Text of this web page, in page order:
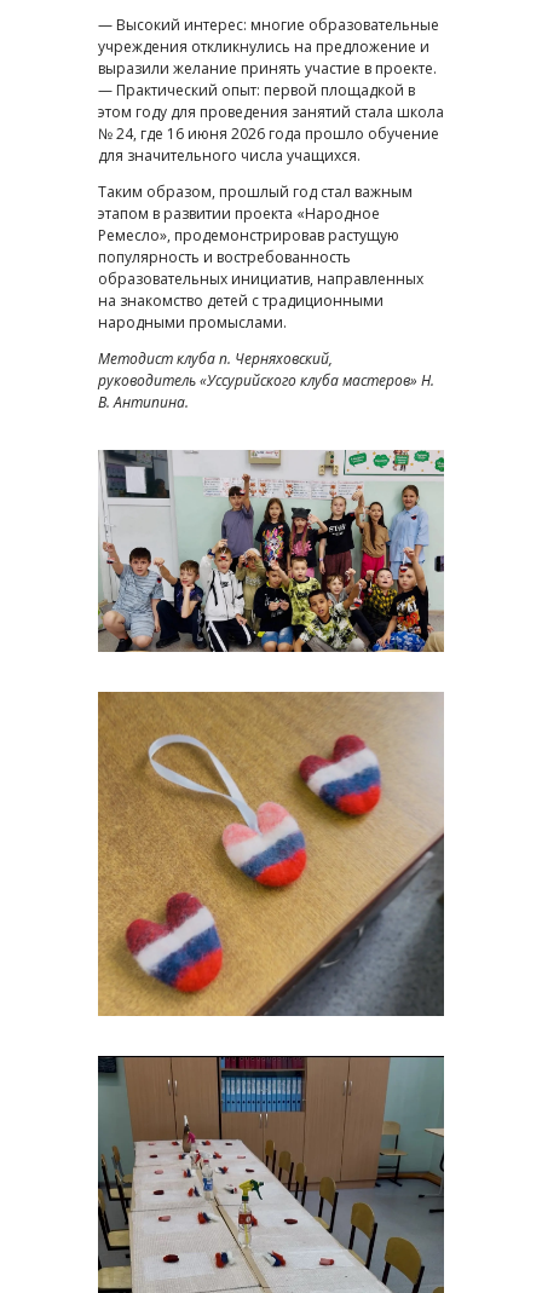
— Высокий интерес: многие образовательные
учреждения откликнулись на предложение и
выразили желание принять участие в проекте.
— Практический опыт: первой площадкой в
этом году для проведения занятий стала школа
№ 24, где 16 июня 2026 года прошло обучение
для значительного числа учащихся.
Таким образом, прошлый год стал важным
этапом в развитии проекта «Народное
Ремесло», продемонстрировав растущую
популярность и востребованность
образовательных инициатив, направленных
на знакомство детей с традиционными
народными промыслами.
Методист клуба п. Черняховский,
руководитель «Уссурийского клуба мастеров» Н.
В. Антипина.